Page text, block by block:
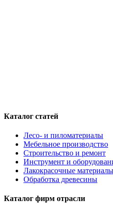
Каталог статей
Лесо- и пиломатериалы
Мебельное производство
Строительство и ремонт
Инструмент и
Лакокрасочные материалы
Обработка древесины
Каталог фирм отрасли